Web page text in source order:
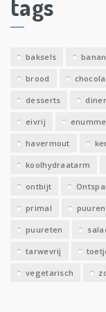
e
v
tags
baksels
brood
desserts diner
eivrij
havermout
koolhydraatarm
ontbijt
primal
puureten
tarwevrij
vegetarisch